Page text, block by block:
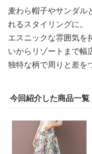
麦わら帽子やサンダル
れるスタイリングに。
エスニックな雰囲気を
いからリゾートまで幅
独特な柄で周りと差を
今回紹介した商品一覧